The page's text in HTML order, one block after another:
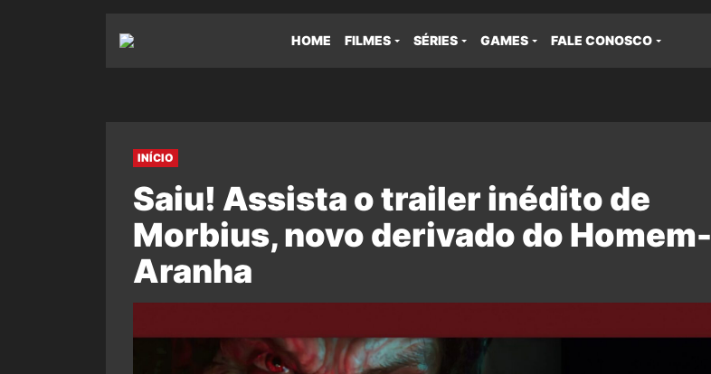
HOME FILMES SÉRIES GAMES FALE CONOSCO
INÍCIO
Saiu! Assista o trailer inédito de
Morbius, novo derivado do Homem-
Aranha